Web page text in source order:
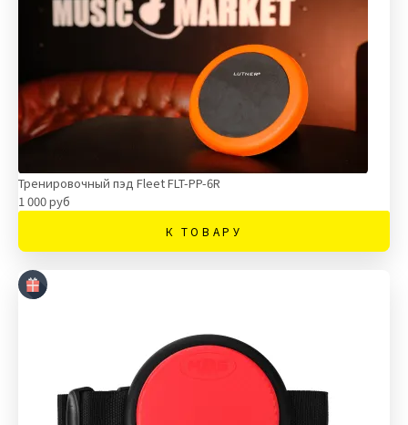
Тренировочный пэд Fleet FLT-PP-6R
1 000 руб
К ТОВАРУ